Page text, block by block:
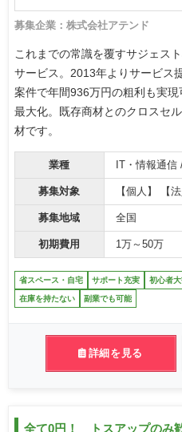
募集企業：株式会社アテンド
これまでの常識を覆すサジェス
サービス。2013年よりサービス
案件で年間936万円の粗利も実
最大化。既存商材とのクロスセ
材です。
業種 IT・情報通
募集対象 【個人】 【法
募集地域 全国
初期費用 1万～50万
省スペース・自宅 サポート充実 初心者
在庫を持たない 副業でも可能
詳細を見る
全て0円！ トスアップのみ